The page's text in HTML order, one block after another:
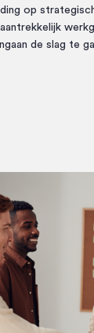
op
aan de slag te